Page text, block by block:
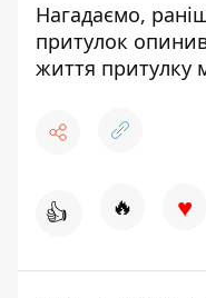
Нагадаємо,
притулок
життя притулку
👍 🔥 ♥